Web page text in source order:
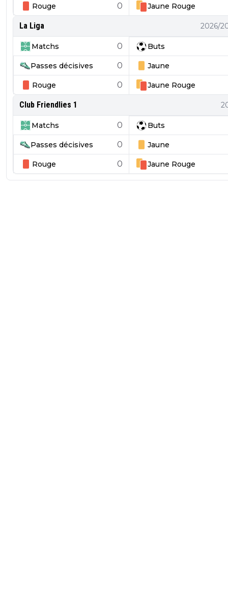
Rouge 0 Jaune Rouge
La Liga 2026/
Matchs 0 Buts
Passes décisives 0 Jaune
Rouge 0 Jaune Rouge
Club Friendlies 1
Matchs 0 Buts
Passes décisives 0 Jaune
Rouge 0 Jaune Rouge